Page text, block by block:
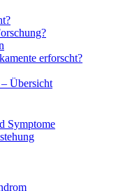
erforscht?
Übersicht
Symptome